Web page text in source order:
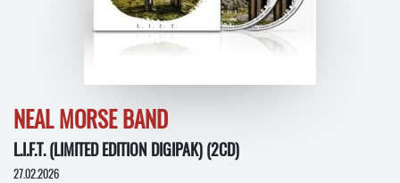
NEAL MORSE BAND
L.I.F.T. (LIMITED EDITION DIGIPAK) (2CD)
27.02.2026